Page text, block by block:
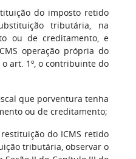
do imposto retido
tributária, na
ou de creditamento, e
operação própria do
art. 1º, o contribuinte do
que porventura tenha
ou de creditamento;
do ICMS retido
tributária, observar o